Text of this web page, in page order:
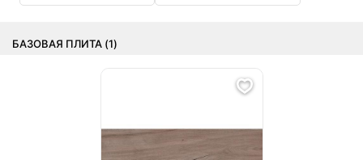
БАЗОВАЯ ПЛИТА (1)